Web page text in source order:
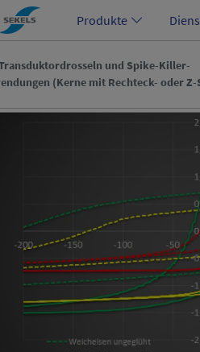
Produkte
und Spike-Killer-
(Kerne mit Rechteck- oder